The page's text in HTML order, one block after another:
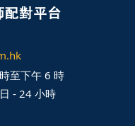
至下午 6 時
- 24 小時